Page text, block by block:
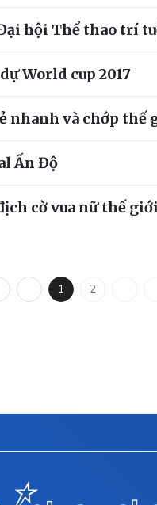
hội Thể thao trí
World cup 2017
nhanh và chớp thế
Ấn Độ
cờ vua nữ thế
1 2